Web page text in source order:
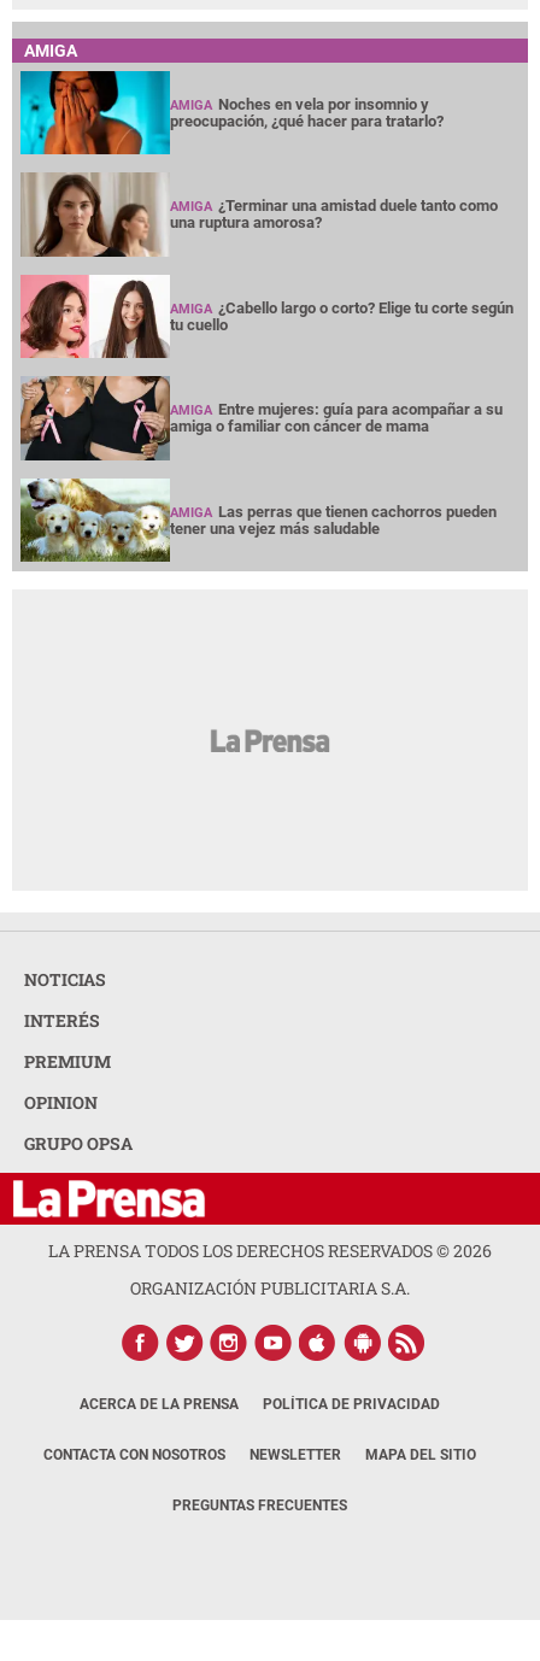
AMIGA
AMIGA Noches en vela por insomnio y
preocupación, ¿qué hacer para tratarlo?
AMIGA ¿Terminar una amistad duele tanto como
una ruptura amorosa?
AMIGA ¿Cabello largo o corto? Elige tu corte según
tu cuello
AMIGA Entre mujeres: guía para acompañar a su
amiga o familiar con cáncer de mama
AMIGA Las perras que tienen cachorros pueden
tener una vejez más saludable
NOTICIAS
INTERÉS
PREMIUM
OPINION
GRUPO OPSA
LA PRENSA TODOS LOS DERECHOS RESERVADOS ©2026
ORGANIZACIÓN PUBLICITARIA S.A.
ACERCA DE LA PRENSA POLÍTICA DE PRIVACIDAD
CONTACTA CON NOSOTROS NEWSLETTER MAPA DEL SITIO
PREGUNTAS FRECUENTES